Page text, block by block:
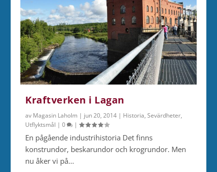
Kraftverken i Lagan
av Magasin Laholm | jun 20, 2014 | Historia,Sevärdheter,
Utflyktsmål |0 |
En pågående industrihistoria Det finns
konstrundor, beskarundor och krogrundor. Men
nu åker vi på...